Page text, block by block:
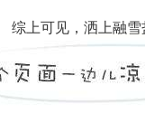
综上可见，洒上融